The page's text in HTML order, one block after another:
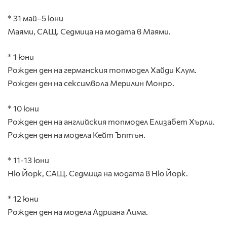
* 31 май–5 юни
Маями, САЩ. Седмица на модата в Маями.
* 1 юни
Рожден ден на германския топмодел Хайди Клум.
Рожден ден на сексимвола Мерилин Монро.
* 10 юни
Рожден ден на английския топмодел Елизабет Хърли.
Рожден ден на модела Кейт Ъптън.
* 11-13 юни
Ню Йорк, САЩ. Седмица на модата в Ню Йорк.
* 12 юни
Рожден ден на модела Адриана Лима.